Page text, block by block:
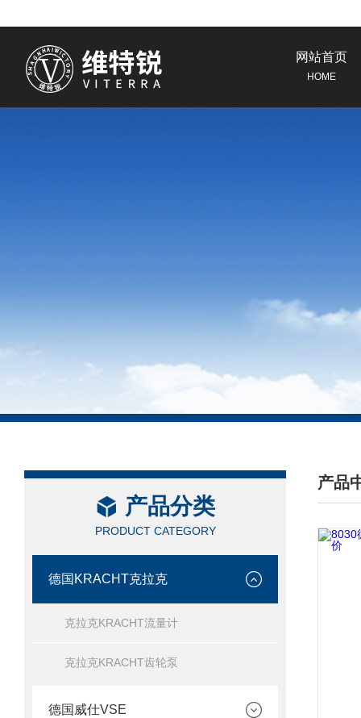
网站首页
HOME
产品分类
PRODUCT CATEGORY
德国KRACHT克拉克
克拉克KRACHT流量计
克拉克KRACHT齿轮泵
德国威仕VSE
产品
/